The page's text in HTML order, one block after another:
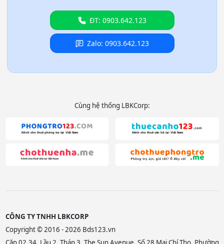
ĐT: 0903.642.123
Zalo: 0903.642.123
Cùng hệ thống LBKCorp:
CÔNG TY TNHH LBKCORP
Copyright © 2016 - 2026 Bds123.vn